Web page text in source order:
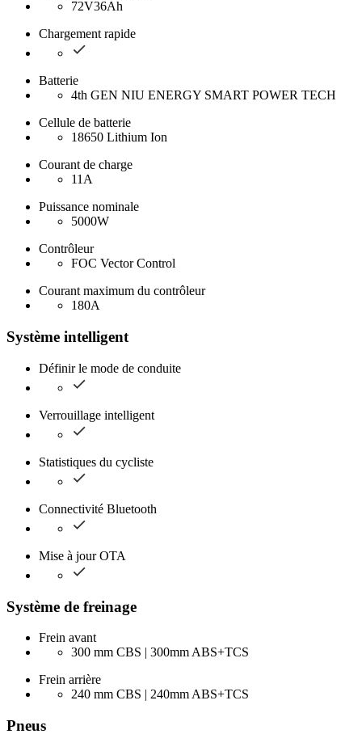
72V36Ah
Chargement rapide
Batterie
4th GEN NIU ENERGY SMART POWER TECH
Cellule de batterie
18650 Lithium Ion
Courant de charge
11A
Puissance nominale
5000W
Contrôleur
FOC Vector Control
Courant maximum du contrôleur
180A
Système intelligent
Définir le mode de conduite
Verrouillage intelligent
Statistiques du cycliste
Connectivité Bluetooth
Mise à jour OTA
Système de freinage
Frein avant
300 mm CBS | 300mm ABS+TCS
Frein arrière
240 mm CBS | 240mm ABS+TCS
Pneus